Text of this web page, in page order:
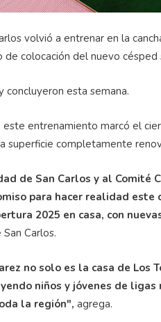
volvió a entrenar en la
colocación del nuevo césped
concluyeron esta semana.
entrenamiento marcó el
superficie completamente
de San Carlos y al Comité
para hacer realidad
2025 en casa, con
Carlos.
no solo es la casa de Los
niños y jóvenes de
la región", agrega.